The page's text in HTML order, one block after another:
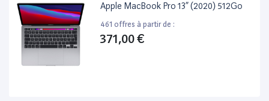
Apple MacBook Pro 13” (2020) 512Go
461 offres à partir de :
371,00 €